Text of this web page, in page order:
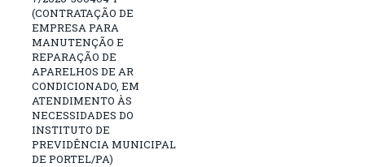
(CONTRATAÇÃO DE
EMPRESA PARA
MANUTENÇÃO E
REPARAÇÃO DE
APARELHOS DE AR
CONDICIONADO, EM
ATENDIMENTO ÀS
NECESSIDADES DO
INSTITUTO DE
PREVIDÊNCIA MUNICIPAL
DE PORTEL/PA)